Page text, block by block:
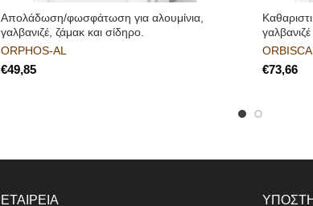
Απολάδωση/φωσφάτωση για αλουμίνια,
γαλβανιζέ, ζάμακ και σίδηρο.
ORPHOS-AL
€
γαλβανιζέ
€
ΕΤΑΙΡΕΙΑ